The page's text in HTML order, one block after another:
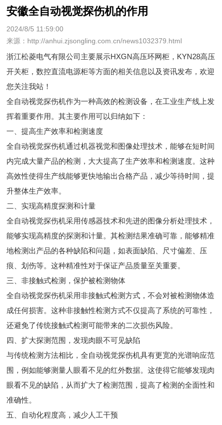
安徽全自动视觉探伤机的作用
2024/8/5 11:59:00
来源：http://anhui.zjsongling.com.cn/news1032379.html
浙江松菱电气有限公司主要展示HXGN高压环网柜 ，KYN28高压
开关柜，数控直流电源柜等方面的相关信息以及资讯发布，欢迎
您关注我站！
全自动视觉探伤机作为一种高效的检测设备，在工业生产线上发
挥着重要作用。其主要作用可以归纳如下：
一、提高生产效率和检测速度
全自动视觉探伤机通过机器视觉和图像处理技术，能够在短时间
内完成大量产品的检测，大大提高了生产效率和检测速度。这种
高效性使得生产线能够更快地输出合格产品，减少等待时间，提
升整体生产效率。
二、实现高精度探测和计量
全自动视觉探伤机采用传感器技术和先进的图像分析处理技术，
能够实现高精度的探测和计量。其检测结果准确可靠，能够精准
地检测出产品的各种缺陷和问题，如表面缺陷、尺寸偏差、压
痕、划伤等。这种精准性对于保证产品质量至关重要。
三、非接触式检测，保护被检测物体
全自动视觉探伤机采用非接触式检测方式，不会对被检测物体造
成任何损害。这种非接触性检测方式不仅提高了系统的可靠性，
还避免了传统接触式检测可能带来的二次损伤风险。
四、扩大探测范围，发现肉眼不可见缺陷
与传统检测方法相比，全自动视觉探伤机具有更宽的光谱响应范
围，例如能够测量人眼看不见的红外数据。这使得它能够发现肉
眼看不见的缺陷，从而扩大了检测范围，提高了检测的全面性和
准确性。
五、自动化程度高，减少人工干预